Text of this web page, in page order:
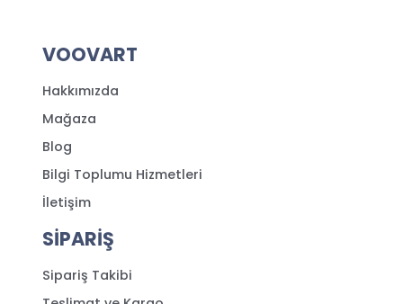
VOOVART
Hakkımızda
Mağaza
Blog
Bilgi Toplumu Hizmetleri
İletişim
SİPARİŞ
Sipariş Takibi